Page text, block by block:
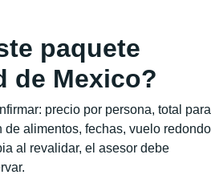
paquete
de Mexico?
precio por persona, total para
alimentos, fechas, vuelo
al revalidar, el asesor debe